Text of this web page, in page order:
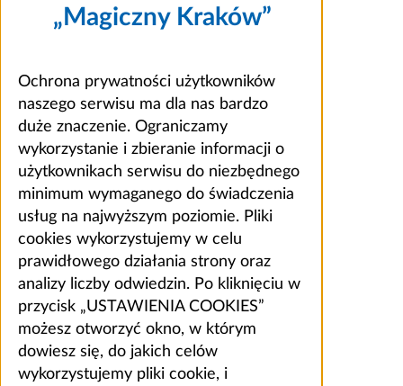
„Magiczny Kraków”
Ochrona prywatności użytkowników
naszego serwisu ma dla nas bardzo
duże znaczenie. Ograniczamy
wykorzystanie i zbieranie informacji o
użytkownikach serwisu do niezbędnego
minimum wymaganego do świadczenia
usług na najwyższym poziomie. Pliki
cookies wykorzystujemy w celu
prawidłowego działania strony oraz
analizy liczby odwiedzin. Po kliknięciu w
przycisk „USTAWIENIA COOKIES”
możesz otworzyć okno, w którym
dowiesz się, do jakich celów
wykorzystujemy pliki cookie, i